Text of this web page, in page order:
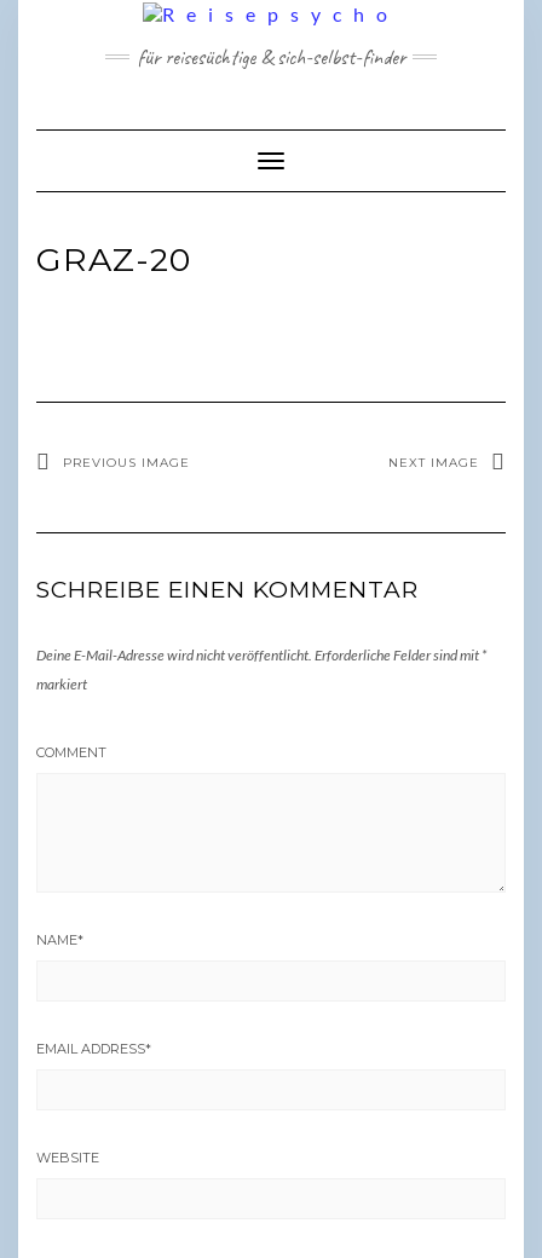
für reisesüchtige & sich-selbst-finder
Toggle Navigation
GRAZ-20
PREVIOUS IMAGE NEXT IMAGE
SCHREIBE EINEN KOMMENTAR
Deine E-Mail-Adresse wird nicht veröffentlicht. Erforderliche Felder sind mit *
markiert
COMMENT
NAME*
EMAIL ADDRESS*
WEBSITE